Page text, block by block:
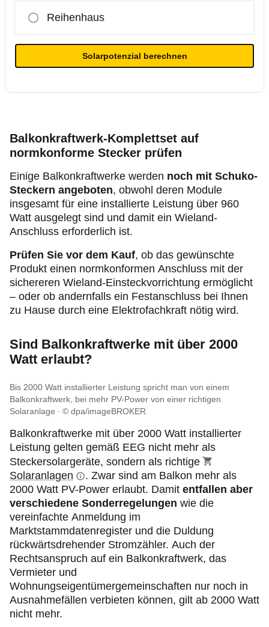
Reihenhaus
Solarpotenzial berechnen
Balkonkraftwerk-Komplettset auf
normkonforme Stecker prüfen
Einige Balkonkraftwerke werden noch mit Schuko-
Steckern angeboten, obwohl deren Module
insgesamt für eine installierte Leistung über 960
Watt ausgelegt sind und damit ein Wieland-
Anschluss erforderlich ist.
Prüfen Sie vor dem Kauf, ob das gewünschte
Produkt einen normkonformen Anschluss mit der
sichereren Wieland-Einsteckvorrichtung ermöglicht
– oder ob andernfalls ein Festanschluss bei Ihnen
zu Hause durch eine Elektrofachkraft nötig wird.
Sind Balkonkraftwerke mit über 2000
Watt erlaubt?
Bis 2000 Watt installierter Leistung spricht man von einem
Balkonkraftwerk, bei mehr PV-Power von einer richtigen
Solaranlage
© dpa/imageBROKER
Balkonkraftwerke mit über 2000 Watt installierter
Leistung gelten gemäß EEG nicht mehr als
Steckersolargeräte, sondern als richtige
Solaranlagen
. Zwar sind am Balkon mehr als
2000 Watt PV-Power erlaubt. Damit entfallen aber
verschiedene Sonderregelungen wie die
vereinfachte Anmeldung im
Marktstammdatenregister und die Duldung
rückwärtsdrehender Stromzähler. Auch der
Rechtsanspruch auf ein Balkonkraftwerk, das
Vermieter und
Wohnungseigentümergemeinschaften nur noch in
Ausnahmefällen verbieten können, gilt ab 2000 Watt
nicht mehr.